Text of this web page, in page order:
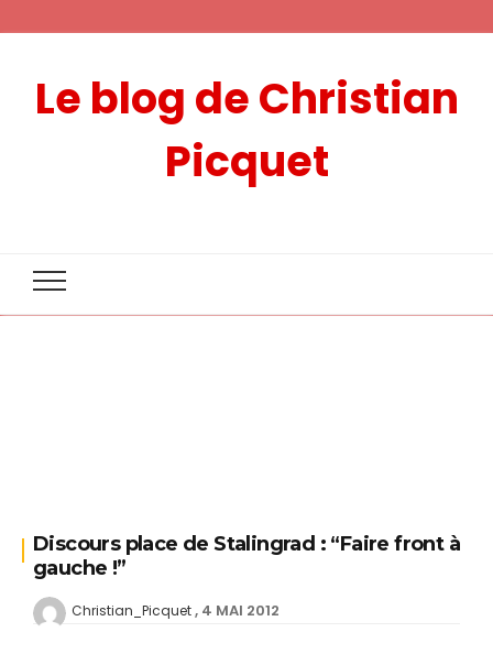
Le blog de Christian
Picquet
Discours place de Stalingrad : “Faire front à
gauche !”
Christian_Picquet 4 MAI 2012